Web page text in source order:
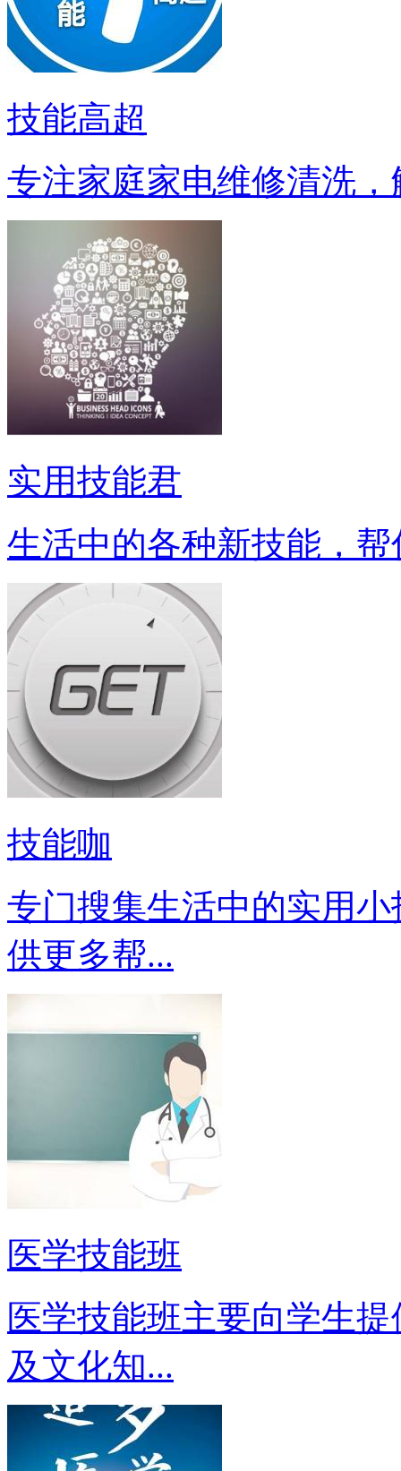
技能高超
专注家庭家电维修清洗
实用技能君
生活中的各种新技能，
技能咖
专门搜集生活中的实用
供更多帮...
医学技能班
医学技能班主要向学生
及文化知...